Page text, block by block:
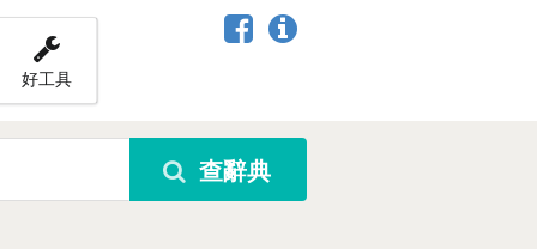
好工具
查辭典